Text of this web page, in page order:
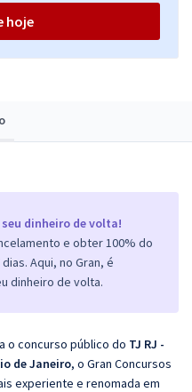
dinheiro de volta!
e obter 100% do
Aqui, no Gran, é
dinheiro de volta.
o concurso público do TJ RJ -
de Janeiro, o Gran Concursos
experiente e renomada em
hoje